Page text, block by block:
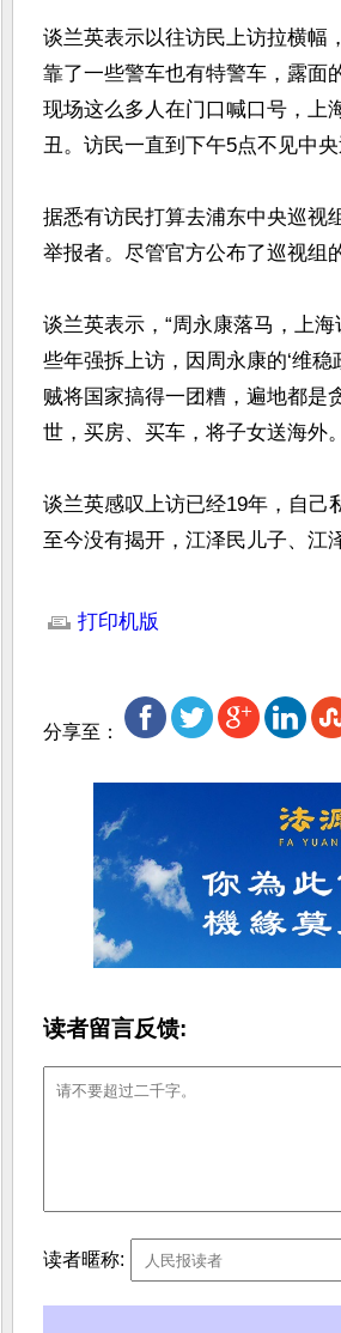
谈兰英表示以往访民上访拉横幅
靠了一些警车也有特警车，露面
现场这么多人在门口喊口号，上
丑。访民一直到下午5点不见中
据悉有访民打算去浦东中央巡视
举报者。尽管官方公布了巡视组
谈兰英表示，“周永康落马，上
些年强拆上访，因周永康的‘维
贼将国家搞得一团糟，遍地都
世，买房、买车，将子女送海外。
谈兰英感叹上访已经19年，自己
至今没有揭开，江泽民儿子、
打印机版
分享至：
读者留言反馈:
读者暱称: